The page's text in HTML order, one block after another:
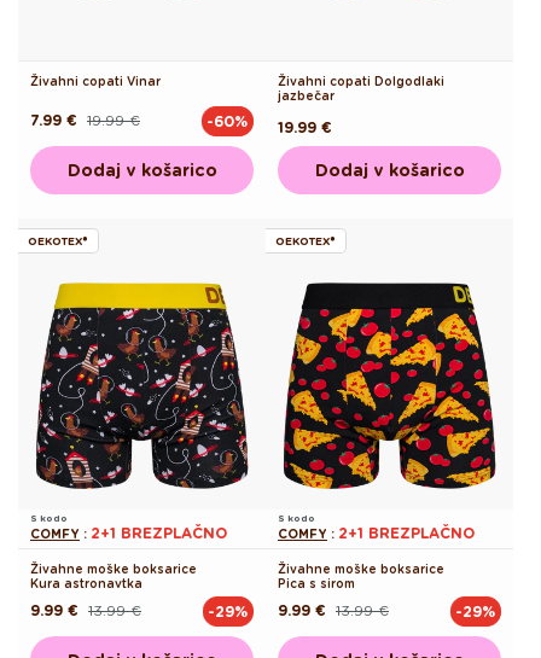
Živahni copati Vinar
Redna 19.99 €
Akcijska
7.99 € -60%
Dodaj v košarico
Živahni copati Dolgodlaki
jazbečar
Redna
cena
19.99 €
Dodaj v košarico
OEKOTEX®
S kodo
COMFY : 2+1 BREZPLAČNO
Živahne moške boksarice
Kura astronavtka
Redna 13.99 €
Akcijska
9.99 € -29%
OEKOTEX®
S kodo
COMFY : 2+1 BREZPLAČNO
Živahne moške boksarice
Pica s sirom
Redna 13.99 €
Akcijska
9.99 € -29%